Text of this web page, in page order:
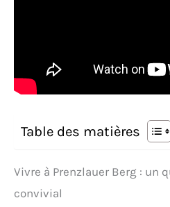
Table des matières
Vivre à Prenzlauer Berg : un
convivial